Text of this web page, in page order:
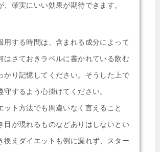
、確実にいい効果が期待できます。
用する時間は、含まれる成分によって
はさておきラベルに書かれている飲む
かり記憶してください。そうした上で
守するよう心掛けてください。
ット方法でも間違いなく言えること
目が現れるものなどありはしないとい
換えダイエットも例に漏れず、スター